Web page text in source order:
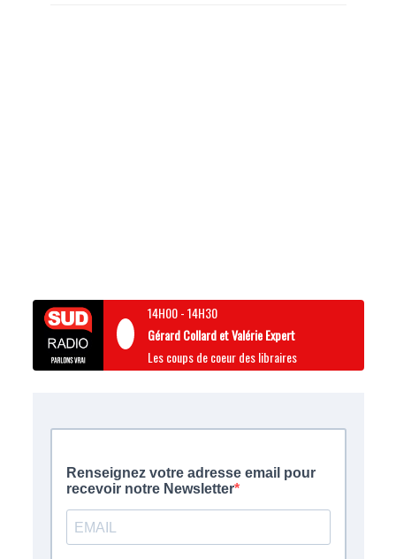
14H00-14H30
Gérard Collard et Valérie Expert
Les coups de coeur des libraires